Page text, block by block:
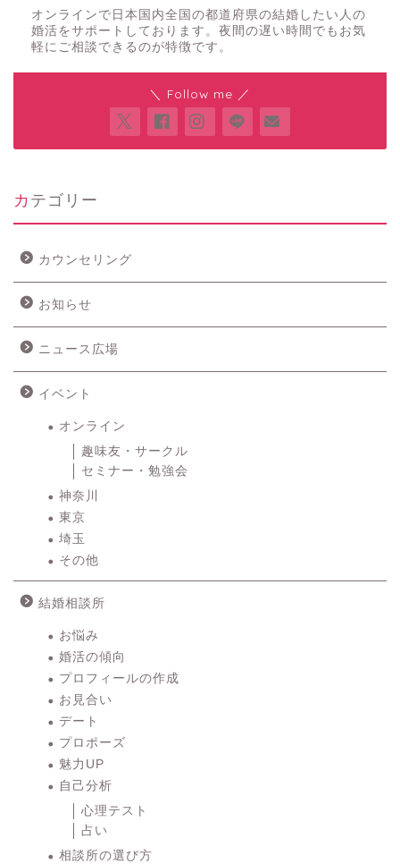
オンラインで日本国内全国の都道府県の結婚したい人の
婚活をサポートしております。夜間の遅い時間でもお気
軽にご相談できるのが特徴です。
＼ Follow me ／
カテゴリー
カウンセリング
お知らせ
ニュース広場
イベント
オンライン
趣味友・サークル
セミナー・勉強会
神奈川
東京
埼玉
その他
結婚相談所
お悩み
婚活の傾向
プロフィールの作成
お見合い
デート
プロポーズ
魅力UP
自己分析
心理テスト
占い
相談所の選び方